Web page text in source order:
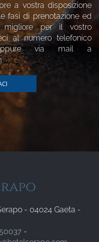
a vostra disposizione
fasi di prenotazione ed
migliore per il vostro
al numero telefonico
via mail a
- 04024 Gaeta -
-